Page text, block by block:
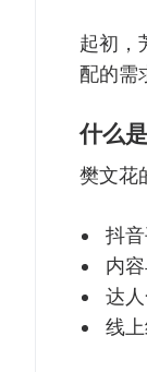
起初，
配的需
什么
樊文花
抖
内
达
线